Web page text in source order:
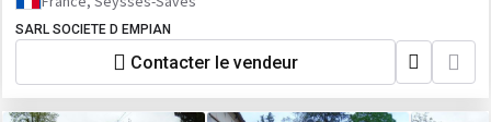
SARL SOCIETE D EMPIAN
Contacter le vendeur